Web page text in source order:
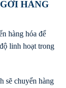
HÀNG
hàng hóa để
linh hoạt trong
sẽ chuyển hàng